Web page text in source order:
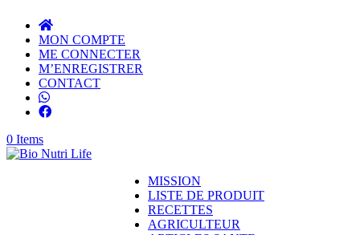
MON COMPTE
ME CONNECTER
M’ENREGISTRER
CONTACT
0 Items
MISSION
LISTE DE PRODUIT
RECETTES
AGRICULTEUR